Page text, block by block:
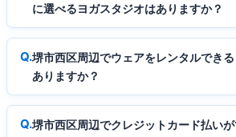
に選べるヨガスタジオはありますか？
堺市西区周辺でウェアをレンタルでき
ありますか？
堺市西区周辺でクレジットカード払い